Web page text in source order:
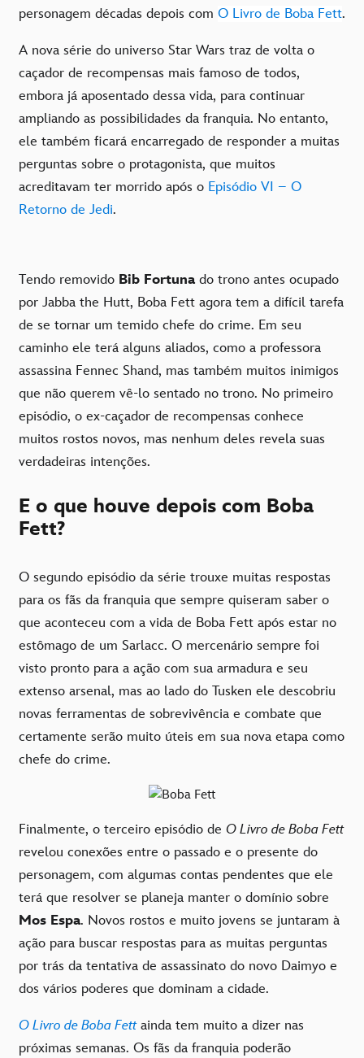
personagem décadas depois com O Livro de Boba Fett.
A nova série do universo Star Wars traz de volta o
caçador de recompensas mais famoso de todos,
embora já aposentado dessa vida, para continuar
ampliando as possibilidades da franquia. No entanto,
ele também ficará encarregado de responder a muitas
perguntas sobre o protagonista, que muitos
acreditavam ter morrido após o Episódio VI – O
Retorno de Jedi.
Tendo removido Bib Fortunado trono antes ocupado
por Jabba the Hutt, Boba Fett agora tem a difícil tarefa
de se tornar um temido chefe do crime. Em seu
caminho ele terá alguns aliados, como a professora
assassina Fennec Shand, mas também muitos inimigos
que não querem vê-lo sentado no trono. No primeiro
episódio, o ex-caçador de recompensas conhece
muitos rostos novos, mas nenhum deles revela suas
verdadeiras intenções.
E o que houve depois com Boba
Fett?
O segundo episódio da série trouxe muitas respostas
para os fãs da franquia que sempre quiseram saber o
que aconteceu com a vida de Boba Fett após estar no
estômago de um Sarlacc. O mercenário sempre foi
visto pronto para a ação com sua armadura e seu
extenso arsenal, mas ao lado do Tusken ele descobriu
novas ferramentas de sobrevivência e combate que
certamente serão muito úteis em sua nova etapa como
chefe do crime.
Finalmente, o terceiro episódio de O Livro de Boba Fett
revelou conexões entre o passado e o presente do
personagem, com algumas contas pendentes que ele
terá que resolver se planeja manter o domínio sobre
Mos Espa. Novos rostos e muito jovens se juntaram à
ação para buscar respostas para as muitas perguntas
por trás da tentativa de assassinato do novo Daimyo e
dos vários poderes que dominam a cidade.
O Livro de Boba Fettainda tem muito a dizer nas
próximas semanas. Os fãs da franquia poderão